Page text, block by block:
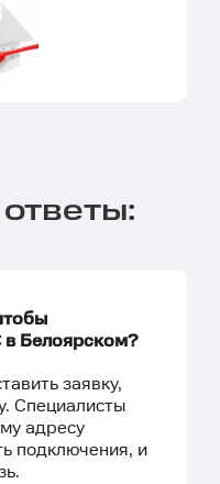
Белоярском?
заявку,
. Специалисты
адресу
подключения, и